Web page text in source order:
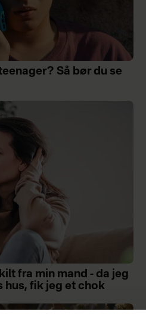
Så bør du se
fra min mand - da jeg
hus, fik jeg et chok